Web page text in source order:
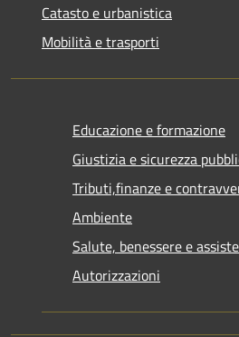
Catasto e urbanistica
Mobilità e trasporti
Educazione e formazione
Giustizia e sicurezza
Tributi,finanze e
Ambiente
Salute, benessere e
Autorizzazioni